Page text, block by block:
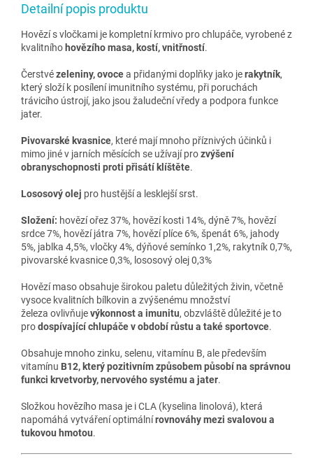
Detailní popis produktu
Hovězí s vločkami je kompletní krmivo pro chlupáče, vyrobené z
kvalitního hovězího masa, kostí, vnitřností.
Čerstvézeleniny, ovocea přidanými doplňky jako jerakytník,
který složí k posílení imunitního systému, při poruchách
trávicího ústrojí, jako jsou žaludeční vředy a podpora funkce
jater.
Pivovarské kvasnice, které mají mnoho příznivých účinků i
mimo jiné v jarních měsících se užívají prozvýšení
obranyschopnosti proti přisátí klíštěte.
Lososový olej pro hustější a lesklejší srst.
Složení: hovězí ořez 37%, hovězí kosti 14%, dýně 7%, hovězí
srdce 7%, hovězí játra 7%, hovězí plíce 6%, špenát 6%, jahody
5%, jablka 4,5%, vločky 4%, dýňové semínko 1,2%, rakytník 0,7%,
pivovarské kvasnice 0,3%, lososový olej 0,3%
Hovězí masoobsahuje širokou paletu důležitých živin, včetně
vysoce kvalitních bílkovin a zvýšenému množství
železa ovlivňujevýkonnost a imunitu, obzvláště důležité je to
prodospívající chlupáče v období růstu a takésportovce.
Obsahuje mnoho zinku, selenu, vitamínu B, ale především
vitamínu B12, který pozitivním způsobem působína správnou
funkci krvetvorby, nervového systému a jater.
Složkou hovězího masa je i CLA (kyselina linolová), která
napomáhá vytváření optimálnírovnováhy mezi svalovou a
tukovou hmotou.